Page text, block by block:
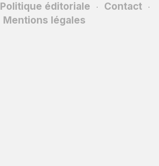
Politique éditoriale · Contact ·
Mentions légales